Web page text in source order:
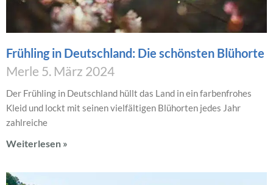
Frühling in Deutschland: Die schönsten Blühorte
Merle 5. März 2024
Der Frühling in Deutschland hüllt das Land in ein farbenfrohes
Kleid und lockt mit seinen vielfältigen Blühorten jedes Jahr
zahlreiche
Weiterlesen »